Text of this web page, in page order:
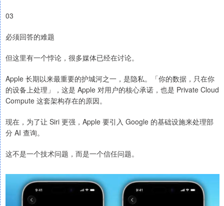
03
必须回答的难题
但这里有一个悖论，很多媒体已经在讨论。
Apple 长期以来最重要的护城河之一，是隐私。「你的数据，只在你
的设备上处理」，这是 Apple 对用户的核心承诺，也是 Private Cloud
Compute 这套架构存在的原因。
现在，为了让 Siri 更强，Apple 要引入 Google 的基础设施来处理部
分 AI 查询。
这不是一个技术问题，而是一个信任问题。